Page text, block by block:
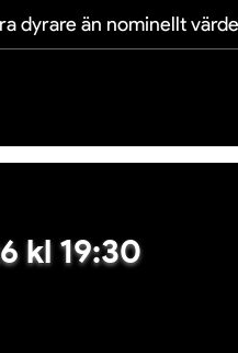
dyrare än nominellt
kl 19:30